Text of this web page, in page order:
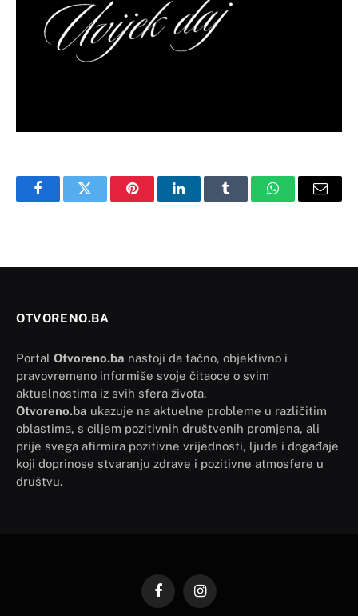
FacebookTwitter PinterestLinkedInTumblr WhatsAppEmail
OTVORENO.BA
Portal Otvoreno.ba nastoji da tačno, objektivno i
pravovremeno informiše svoje čitaoce o svim
aktuelnostima iz svih sfera života.
Otvoreno.ba ukazuje na aktuelne probleme u različitim
oblastima, s ciljem pozitivnih društvenih promjena, ali
prije svega afirmira pozitivne vrijednosti, ljude i događaje
koji doprinose stvaranju zdrave i pozitivne atmosfere u
društvu.
FacebookInstagram